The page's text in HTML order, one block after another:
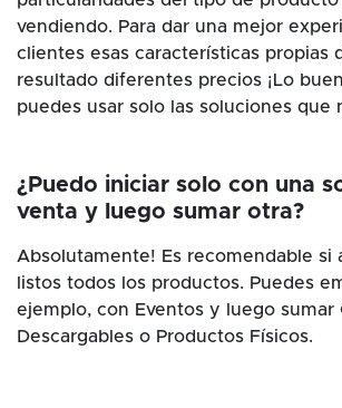
vendiendo. Para dar una mejor
clientes esas características propias
resultado diferentes precios ¡Lo
puedes usar solo las soluciones que
¿Puedo iniciar solo con una
venta y luego sumar otra?
Absolutamente! Es recomendable si
listos todos los productos. Puedes
ejemplo, con Eventos y luego sumar
Descargables o Productos Físicos.